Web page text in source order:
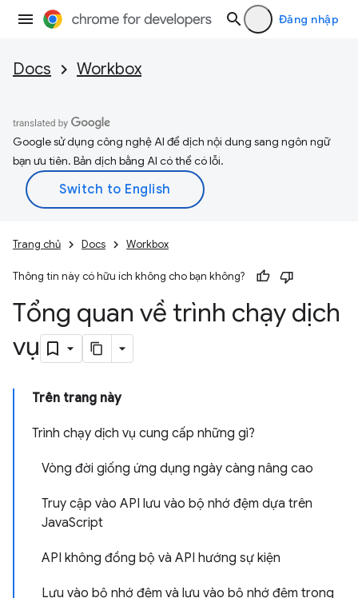
Đăng nhập
Docs Workbox
Google sử dụng công nghệ AI để dịch nội dung sang ngôn ngữ
bạn ưu tiên. Bản dịch bằng AI có thể có lỗi.
Trang chủ Docs Workbox
Thông tin này có hữu ích không cho bạn không?
Tổng quan về trình chạy dịch
vụ
Trên trang này
Trình chạy dịch vụ cung cấp những gì?
Vòng đời giống ứng dụng ngày càng nâng cao
Truy cập vào API lưu vào bộ nhớ đệm dựa trên
JavaScript
API không đồng bộ và API hướng sự kiện
Lưu vào bộ nhớ đệm và lưu vào bộ nhớ đệm trong